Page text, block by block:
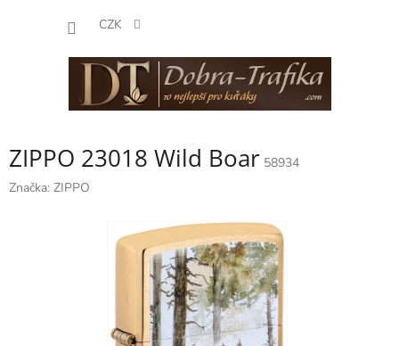
CZK
ZIPPO 23018 Wild Boar 58934
Značka: ZIPPO